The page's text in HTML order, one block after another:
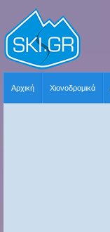
Αρχική Χιονοδρομικά